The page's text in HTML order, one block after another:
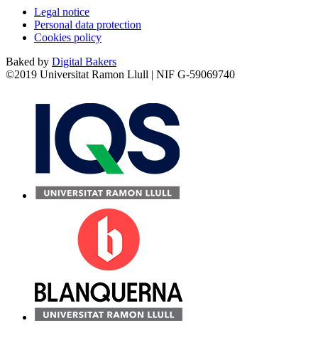
Legal notice
Personal data protection
Cookies policy
Baked by Digital Bakers
©2019 Universitat Ramon Llull | NIF G-59069740